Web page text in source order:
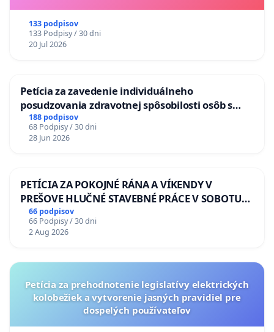
133 podpisov
133 Podpisy / 30 dni
20 Jul 2026
Petícia za zavedenie individuálneho
posudzovania zdravotnej spôsobilosti osôb s
diabetom 1. a 2. typu pri prijímaní do
Policajného zboru SR
188 podpisov
68 Podpisy / 30 dni
28 Jun 2026
PETÍCIA ZA POKOJNÉ RÁNA A VÍKENDY V
PREŠOVE HLUČNÉ STAVEBNÉ PRÁCE V SOBOTU
LEN OD 9.00 DO 13.00 HOD., CEZ PRACOVNÝ
TÝŽDEŇ CIEĽ 8.00 – 18.00 HOD. A PRAVIDELNÁ
KONTROLA STAVBY C-AREA NA
66 podpisov
66 Podpisy / 30 dni
2 Aug 2026
Petícia za prehodnotenie legislatívy elektrických
kolobežiek a vytvorenie jasných pravidiel pre
dospelých používateľov